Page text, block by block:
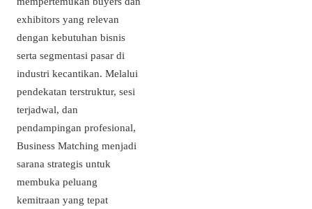
exhibitors yang relevan
dengan kebutuhan bisnis
serta segmentasi pasar di
industri kecantikan. Melalui
pendekatan terstruktur, sesi
terjadwal, dan
pendampingan profesional,
Business Matching menjadi
sarana strategis untuk
membuka peluang
kemitraan yang tepat